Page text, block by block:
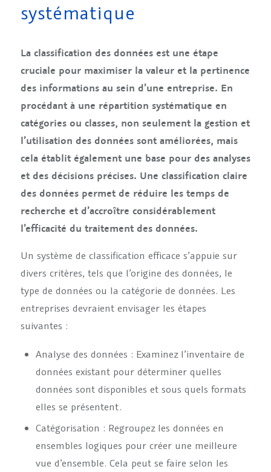
systématique
La classification des données est une étape
cruciale pour maximiser la valeur et la pertinence
des informations au sein d’une entreprise. En
procédant à une répartition systématique en
catégories ou classes, non seulement la gestion et
l’utilisation des données sont améliorées, mais
cela établit également une base pour des analyses
et des décisions précises. Une classification claire
des données permet de réduire les temps de
recherche et d’accroître considérablement
l’efficacité du traitement des données.
Un système de classification efficace s’appuie sur
divers critères, tels que l’origine des données, le
type de données ou la catégorie de données. Les
entreprises devraient envisager les étapes
suivantes :
Analyse des données : Examinez l’inventaire de
données existant pour déterminer quelles
données sont disponibles et sous quels formats
elles se présentent.
Catégorisation : Regroupez les données en
ensembles logiques pour créer une meilleure
vue d’ensemble. Cela peut se faire selon les